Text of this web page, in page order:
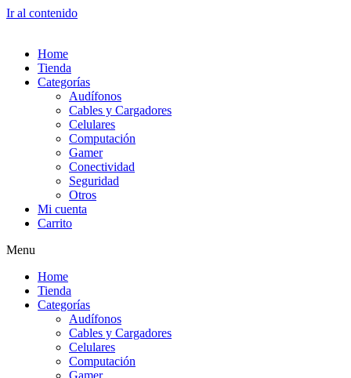
Ir al contenido
Home
Tienda
Categorías
Audífonos
Cables y Cargadores
Celulares
Computación
Gamer
Conectividad
Seguridad
Otros
Mi cuenta
Carrito
Menu
Home
Tienda
Categorías
Audífonos
Cables y Cargadores
Celulares
Computación
Gamer